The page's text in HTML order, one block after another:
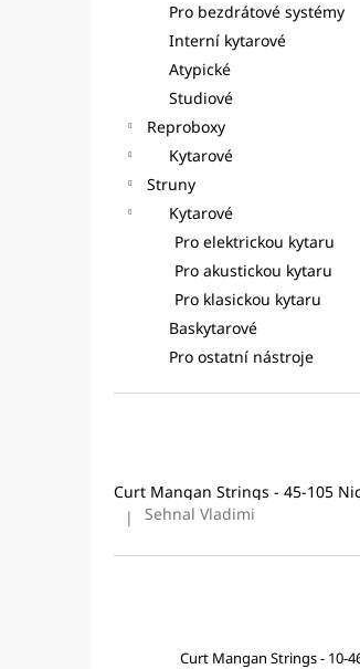
Pro bezdrátové systémy
Interní kytarové
Atypické
Studiové
Reproboxy
Kytarové
Struny
Kytarové
Pro elektrickou kytaru
Pro akustickou kytaru
Pro klasickou kytaru
Baskytarové
Pro ostatní nástroje
Hodnocení produktu je 5 z 5
| Sehnal Vladimi
Curt Mangan Strings - 10-
CURT MANGAN STRINGS -
NICKEL WOUND
ELEKTRICKOU KYTARU
Původně: